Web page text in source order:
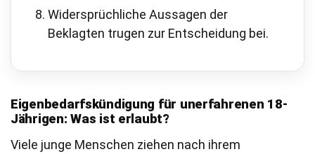
Widersprüchliche Aussagen der
Beklagten trugen zur Entscheidung bei.
Eigenbedarfskündigung für unerfahrenen 18-
Jährigen: Was ist erlaubt?
Viele junge Menschen ziehen nach ihrem